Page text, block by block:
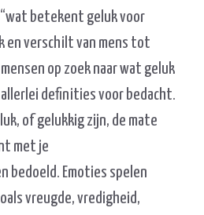
betekent geluk voor
en verschilt van mens tot
op zoek naar wat geluk
allerlei definities voor bedacht.
of gelukkig zijn, de mate
met je
bedoeld. Emoties spelen
vreugde, vredigheid,